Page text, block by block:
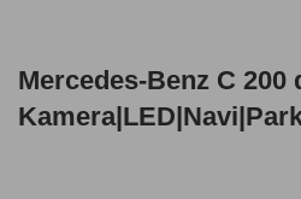
Mercedes-Benz C 200